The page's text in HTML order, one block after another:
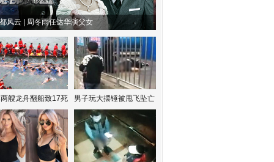
风云 | 周冬雨任达华演父女
艘龙舟翻船致17死 男子玩大摆锤被甩飞坠亡